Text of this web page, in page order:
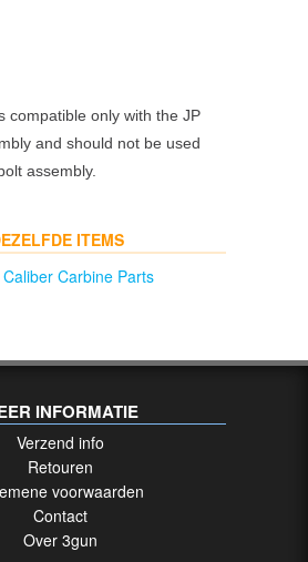
compatible only with the JP
and should not be used
assembly.
ITEMS
Carbine Parts
INFORMATIE
Verzend info
Retouren
voorwaarden
Contact
Over 3gun